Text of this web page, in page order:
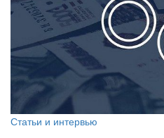
Статьи и интервью